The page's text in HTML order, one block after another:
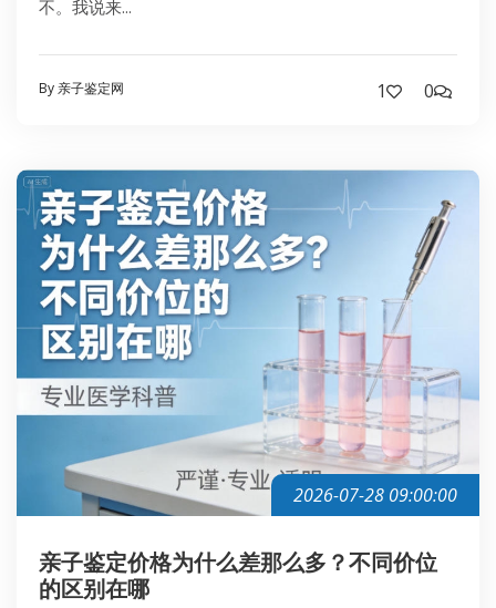
不。我说来...
By 亲子鉴定网 1 0
2026-07-28 09:00:00
亲子鉴定价格为什么差那么多？不同价位
的区别在哪